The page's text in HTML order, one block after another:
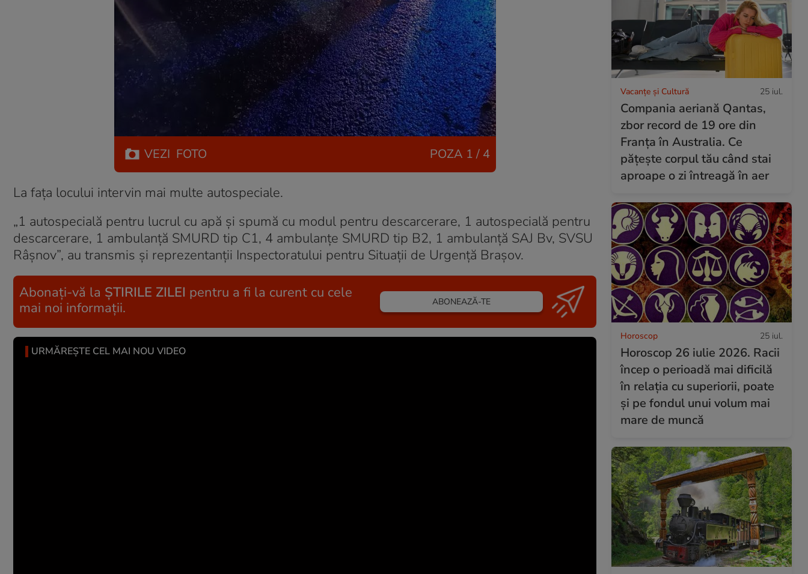
VEZI FOTO POZA 1 / 4
La faţa locului intervin mai multe autospeciale.
„1 autospecială pentru lucrul cu apă și spumă cu modul pentru descarcerare, 1 autospecială pentru
descarcerare, 1 ambulanță SMURD tip C1, 4 ambulanțe SMURD tip B2, 1 ambulanță SAJ Bv, SVSU
Râșnov”, au transmis și reprezentanții Inspectoratului pentru Situații de Urgență Brașov.
Abonați-vă la ȘTIRILE ZILEI pentru a fi la curent cu cele
mai noi informații.
ABONEAZĂ-TE
URMĂREȘTE CEL MAI NOU VIDEO
Vacanțe și Cultură 25 iul.
Compania aeriană Qantas,
zbor record de 19 ore din
Franța în Australia. Ce
pățește corpul tău când stai
aproape o zi întreagă în aer
Horoscop 25 iul.
Horoscop 26 iulie 2026. Racii
încep o perioadă mai dificilă
în relația cu superiorii, poate
și pe fondul unui volum mai
mare de muncă